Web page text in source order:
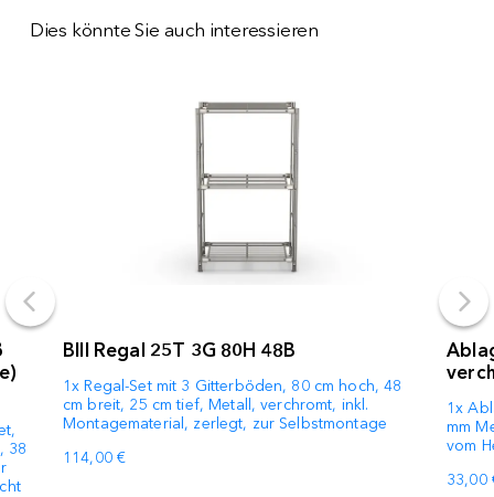
Dies könnte Sie auch interessieren
38
BIII Regal 25T 3G 80H 48B
1x Regal-Set mit 3 Gitterböden, 80 cm hoch, 48
cm breit, 25 cm tief, Metall, verchromt, inkl.
Montagematerial, zerlegt, zur Selbstmontage
114,00 €
1x
mm
vom
33,00